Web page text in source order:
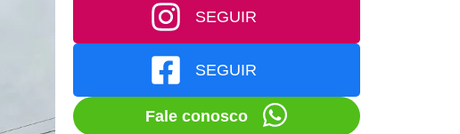
SEGUIR
SEGUIR
Fale conosco